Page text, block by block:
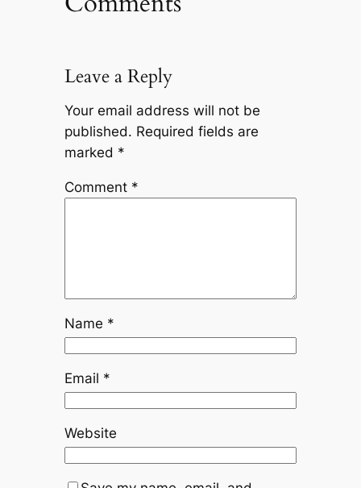
Leave a Reply
Your email address will not be
published. Required fields are
marked *
Comment *
Name *
Email *
Website